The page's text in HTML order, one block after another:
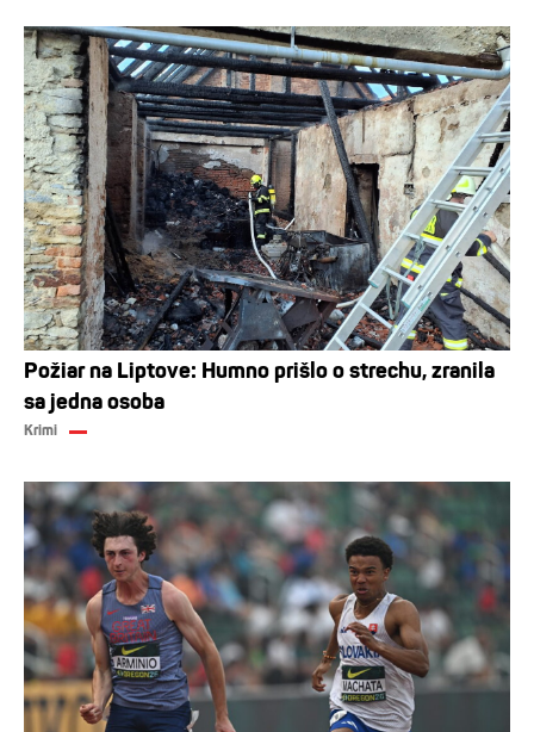
Požiar na Liptove: Humno prišlo o strechu, zranila
sa jedna osoba
Krimi